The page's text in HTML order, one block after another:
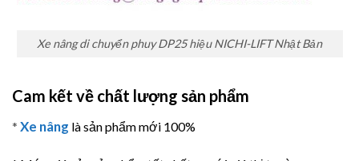
Xe nâng di chuyển phuy DP25 hiệu NICHI-LIFT Nhật Bản
Cam kết về chất lượng sản phẩm
* Xe nâng là sản phẩm mới 100%